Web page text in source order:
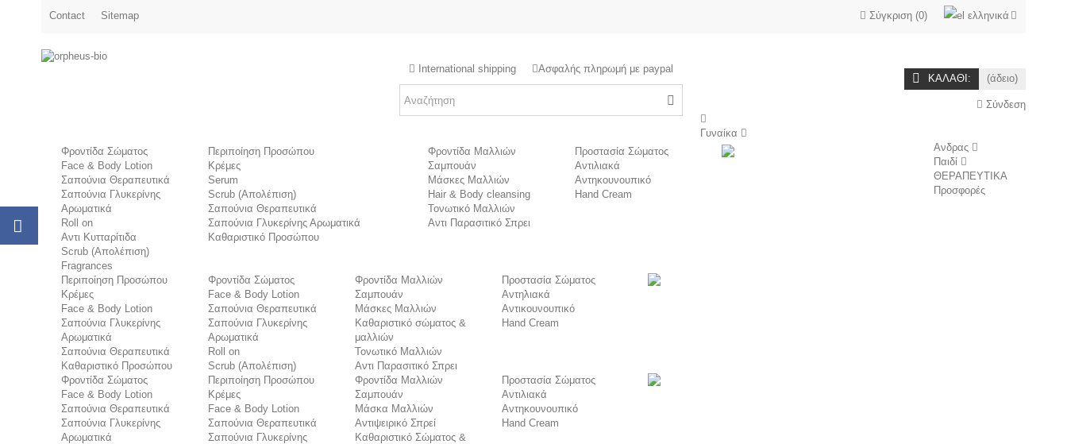
ελληνικά
Contact Sitemap Σύγκριση (0)
International shipping
Ασφαλής πληρωμή με paypal
ΚΑΛΆΘΙ:
(άδειο)
Σύνδεση
Γυναίκα
Φροντίδα Σώματος
Face & Body Lotion
Σαπούνια Θεραπευτικά
Σαπούνια Γλυκερίνης
Αρωματικά
Roll on
Αντι Κυτταρίτιδα
Scrub (Απολέπιση)
Fragrances
Περιποίηση Προσώπου
Κρέμες
Serum
Scrub (Απολέπιση)
Σαπούνια Θεραπευτικά
Σαπούνια Γλυκερίνης Αρωματικά
Καθαριστικό Προσώπου
Φροντίδα Μαλλιών
Σαμπουάν
Μάσκες Μαλλιών
Hair & Body cleansing
Τονωτικό Μαλλιών
Αντι Παρασιτικό Σπρει
Προστασία Σώματος
Αντιλιακά
Αντηκουνουπικό
Hand Cream
Ανδρας
Περιποίηση Προσώπου
Κρέμες
Face & Body Lotion
Σαπούνια Γλυκερίνης
Αρωματικά
Σαπούνια Θεραπευτικά
Καθαριστικό Προσώπου
Φροντίδα Σώματος
Face & Body Lotion
Σαπούνια Θεραπευτικά
Σαπούνια Γλυκερίνης
Αρωματικά
Roll on
Scrub (Απολέπιση)
Φροντίδα Μαλλιών
Σαμπουάν
Μάσκες Μαλλιών
Καθαριστικό σώματος &
μαλλιών
Τονωτικό Μαλλιών
Αντι Παρασιτικό Σπρει
Προστασία Σώματος
Αντηλιακά
Αντικουνουπικό
Hand Cream
Παιδί
Φροντίδα Σώματος
Face & Body Lotion
Σαπούνια Θεραπευτικά
Σαπούνια Γλυκερίνης
Αρωματικά
Περιποίηση Προσώπου
Κρέμες
Face & Body Lotion
Σαπούνια Θεραπευτικά
Σαπούνια Γλυκερίνης
Φροντίδα Μαλλιών
Σαμπουάν
Μάσκα Μαλλιών
Αντιψειρικό Σπρεί
Καθαριστικό Σώματος &
Προστασία Σώματος
Αντιλιακά
Αντηκουνουπικό
Hand Cream
ΘΕΡΑΠΕΥΤΙΚΑ
Προσφορές